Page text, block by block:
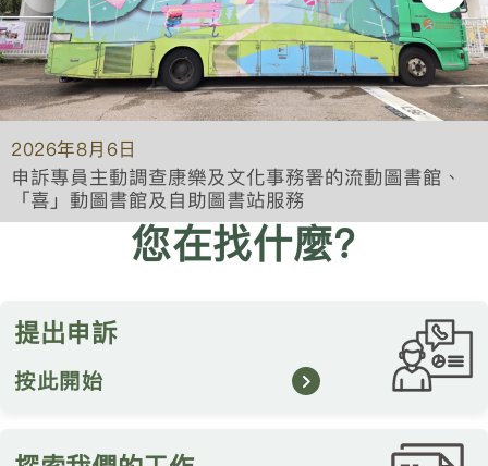
2026年8月6日
申訴專員主動調查康樂及文化事務署的流動圖書館、
「喜」動圖書館及自助圖書站服務
您在找什麼?
提出申訴
按此開始